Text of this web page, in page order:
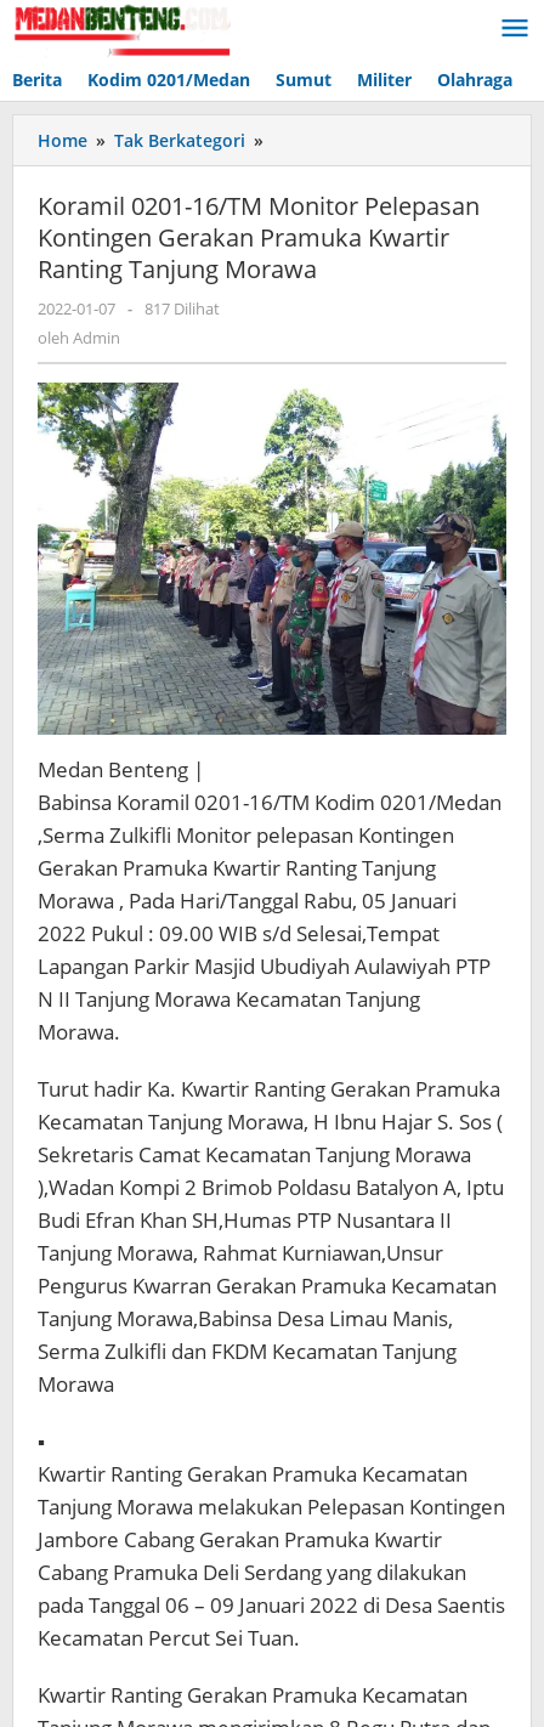
Lewati
ke
Berita Kodim 0201/Medan Sumut Militer Olahraga
Home » Tak Berkategori »
0201-
Monitor
Pelepasan
Kontingen
Ranting
Tanjung
Morawa
Koramil 0201-16/TM Monitor Pelepasan
Kontingen Gerakan Pramuka Kwartir
Ranting Tanjung Morawa
2022-01-07 oleh
- 817 Dilihat
oleh Admin
Medan Benteng |
Babinsa Koramil 0201-16/TM Kodim 0201/Medan
,Serma Zulkifli Monitor pelepasan Kontingen
Gerakan Pramuka Kwartir Ranting Tanjung
Morawa , Pada Hari/Tanggal Rabu, 05 Januari
2022 Pukul : 09.00 WIB s/d Selesai,Tempat
Lapangan Parkir Masjid Ubudiyah Aulawiyah PTP
N II Tanjung Morawa Kecamatan Tanjung
Morawa.
Turut hadir Ka. Kwartir Ranting Gerakan Pramuka
Kecamatan Tanjung Morawa, H Ibnu Hajar S. Sos (
Sekretaris Camat Kecamatan Tanjung Morawa
),Wadan Kompi 2 Brimob Poldasu Batalyon A, Iptu
Budi Efran Khan SH,Humas PTP Nusantara II
Tanjung Morawa, Rahmat Kurniawan,Unsur
Pengurus Kwarran Gerakan Pramuka Kecamatan
Tanjung Morawa,Babinsa Desa Limau Manis,
Serma Zulkifli dan FKDM Kecamatan Tanjung
Morawa
▪
Kwartir Ranting Gerakan Pramuka Kecamatan
Tanjung Morawa melakukan Pelepasan Kontingen
Jambore Cabang Gerakan Pramuka Kwartir
Cabang Pramuka Deli Serdang yang dilakukan
pada Tanggal 06 – 09 Januari 2022 di Desa Saentis
Kecamatan Percut Sei Tuan.
Kwartir Ranting Gerakan Pramuka Kecamatan